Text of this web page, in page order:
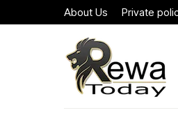
About Us Private